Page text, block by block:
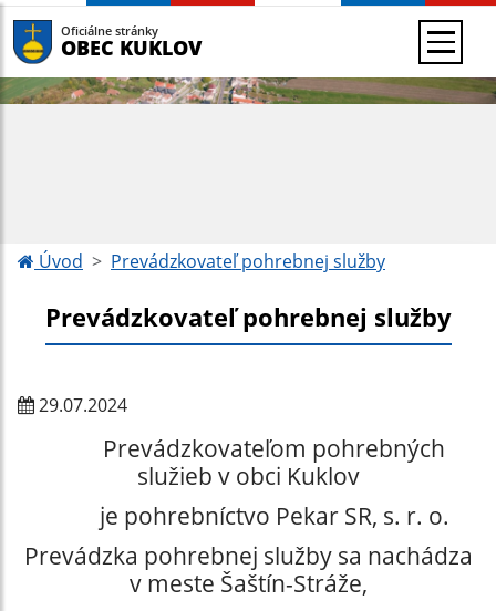
Oficiálne stránky
OBEC KUKLOV
Úvod Prevádzkovateľ pohrebnej služby
Prevádzkovateľ pohrebnej služby
29.07.2024
Prevádzkovateľom pohrebných
služieb v obci Kuklov
je pohrebníctvo Pekar SR, s. r. o.
Prevádzka pohrebnej služby sa nachádza
v meste Šaštín-Stráže,